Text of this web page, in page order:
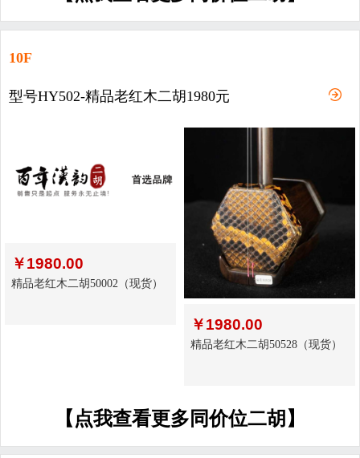
10F
型号HY502-精品老红木二胡1980元
￥1980.00
精品老红木二胡50002（现货）
￥1980.00
精品老红木二胡50528（现货）
【点我查看更多同价位二胡】